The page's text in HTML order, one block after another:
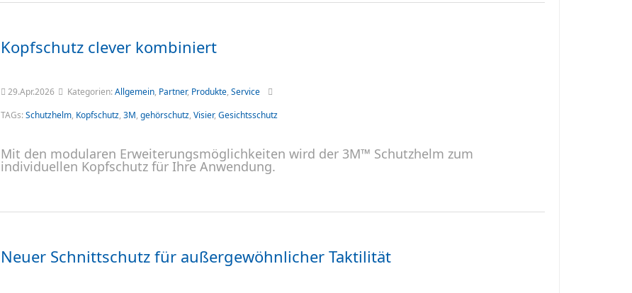
Kopfschutz clever kombiniert
29.Apr.2026 Kategorien:Allgemein, Partner, Produkte, Service
TAGs:Schutzhelm, Kopfschutz, 3M, gehörschutz, Visier, Gesichtsschutz
Mit den modularen Erweiterungsmöglichkeiten wird der 3M™ Schutzhelm zum
individuellen Kopfschutz für Ihre Anwendung.
Neuer Schnittschutz für außergewöhnlicher Taktilität